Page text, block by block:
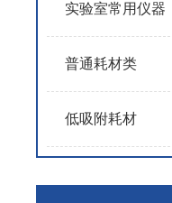
实验室常用仪器
普通耗材类
低吸附耗材